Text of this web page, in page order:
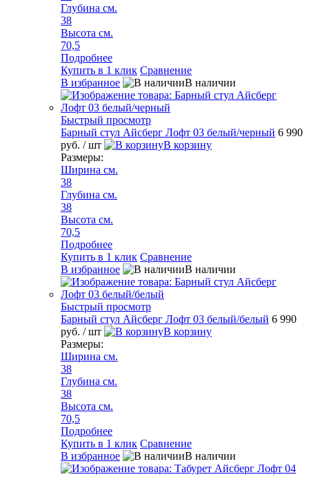
Глубина см.
38
Высота см.
70,5
Подробнее
Купить в 1 клик Сравнение
В избранное
В наличии
Быстрый просмотр
Барный стул Айсберг Лофт 03 белый/черный 6 990
руб. / шт
В корзину
Размеры:
Ширина см.
38
Глубина см.
38
Высота см.
70,5
Подробнее
Купить в 1 клик Сравнение
В избранное
В наличии
Быстрый просмотр
Барный стул Айсберг Лофт 03 белый/белый 6 990
руб. / шт
В корзину
Размеры:
Ширина см.
38
Глубина см.
38
Высота см.
70,5
Подробнее
Купить в 1 клик Сравнение
В избранное
В наличии